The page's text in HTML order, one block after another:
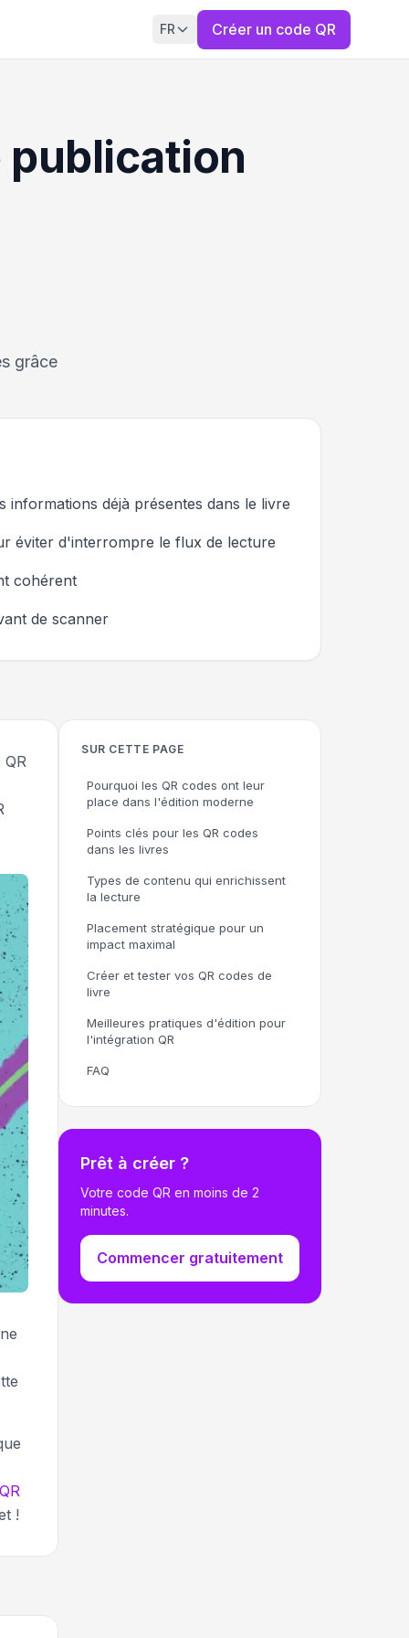
FR Créer un code QR
publication
grâce
déjà présentes dans le livre
éviter d'interrompre le flux de lecture
cohérent
de scanner
QR
QR
!
SUR CETTE PAGE
Pourquoi les QR codes ont leur
place dans l'édition moderne
Points clés pour les QR codes
dans les livres
Types de contenu qui enrichissent
la lecture
Placement stratégique pour un
impact maximal
Créer et tester vos QR codes de
livre
Meilleures pratiques d'édition pour
l'intégration QR
FAQ
Prêt à créer ?
Votre code QR en moins de 2
minutes.
Commencer gratuitement